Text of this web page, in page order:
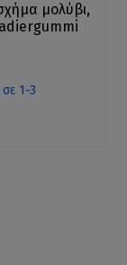
μολύβι,
1-3